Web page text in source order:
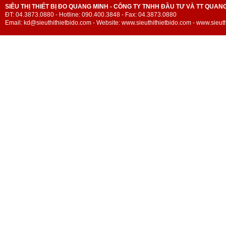
SIÊU THỊ THIẾT BỊ ĐO QUANG MINH - CÔNG TY TNHH ĐẦU TƯ VÀ TT
ĐT: 04.3873.0880 - Hotline: 090.400.3848 - Fax: 04.3873.0880
Email: kd@sieuthithietbido.com - Website: www.sieuthithietbido.com -